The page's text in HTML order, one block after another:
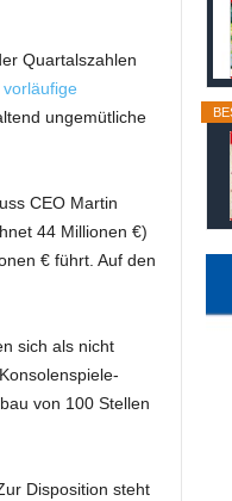
Quartalszahlen
vorläufige
ungemütliche
CEO Martin
44 Millionen €)
€ führt. Auf den
sich als nicht
von 100 Stellen
Disposition steht